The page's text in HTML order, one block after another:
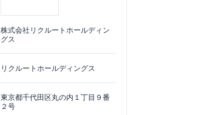
株式会社リクルートホールディン
グス
リクルートホールディングス
東京都千代田区丸の内１丁目９番
２号